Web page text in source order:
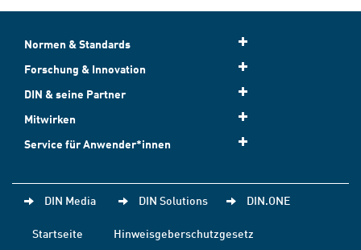
Normen & Standards
Forschung & Innovation
DIN & seine Partner
Mitwirken
Service für Anwender*innen
DIN Media DIN Solutions DIN.ONE
Startseite
Hinweisgeberschutzgesetz